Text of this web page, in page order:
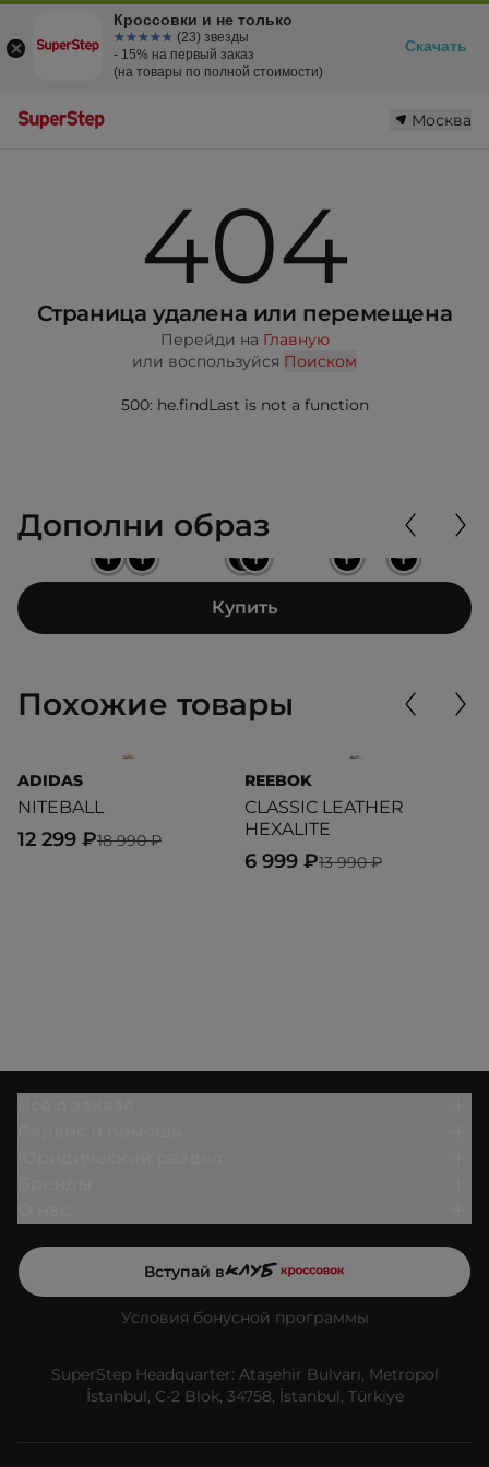
Москва
404
Страница удалена или перемещена
Перейди на Главную
или воспользуйся Поиском
500: he.findLast is not a function
Дополни образ
+
+
+ + +
+
Купить
Похожие товары
ADIDAS
NITEBALL
18 990 ₽
12 299 ₽
REEBOK
CLASSIC LEATHER
HEXALITE
13 990 ₽
6 999 ₽
Вступай в
Условия бонусной программы
SuperStep Headquarter: Ataşehir Bulvarı, Metropol
İstanbul, C-2 Blok, 34758, İstanbul, Türkiye
Кроссовки и не только
☆☆☆☆☆
★★★★★ (23) звезды
- 15% на первый заказ
(на товары по полной стоимости)
Скачать